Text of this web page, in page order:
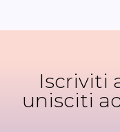
Iscriviti
unisciti